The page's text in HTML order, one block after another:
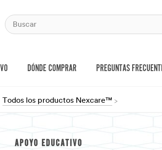
DÓNDE COMPRAR PREGUNTAS
Todos los productos Nexcare™
APOYO EDUCATIVO